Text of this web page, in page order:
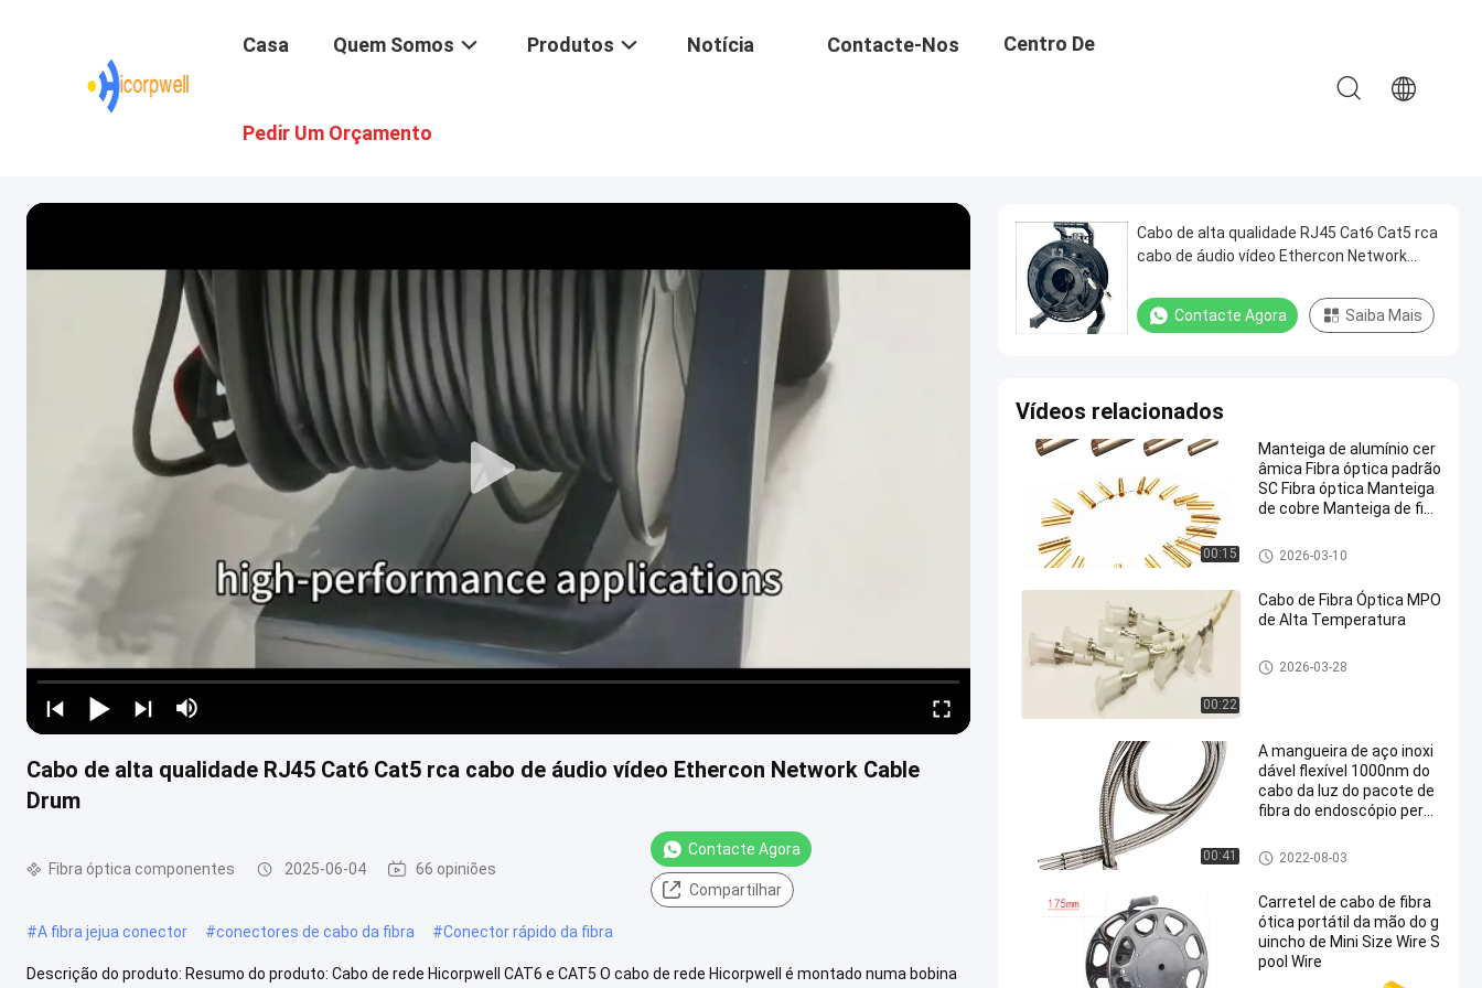
Casa Quem Somos Produtos Notícia Contacte-Nos Centro De
Pedir Um Orçamento
Cabo de alta qualidade RJ45 Cat6 Cat5 rca cabo de áudio vídeo Ethercon Network Cable
Drum
Fibra óptica componentes 2025-06-04 66 opiniões
Contacte Agora
Compartilhar
#A fibra jejua conector #conectores de cabo da fibra #Conector rápido da fibra
Descrição do produto: Resumo do produto: Cabo de rede Hicorpwell CAT6 e CAT5 O cabo de rede Hicorpwell é montado numa bobina
Cabo de alta qualidade RJ45 Cat6 Cat5 rca
cabo de áudio vídeo Ethercon Network
Contacte Agora Saiba Mais
Vídeos relacionados
00:15
Manteiga de alumínio cer
âmica Fibra óptica padrão
SC Fibra óptica Manteiga
de cobre Manteiga de fibr
Fibra óptica componentes
2026-03-10
00:22
Cabo de Fibra Óptica MPO
de Alta Temperatura
cabos de fibra óptica patch
2026-03-28
00:41
A mangueira de aço inoxi
dável flexível 1000nm do
cabo da luz do pacote de
fibra do endoscópio perso
ncapado de vidro da fibra
ótica
Fibra ótica desencapada
2022-08-03
Carretel de cabo de fibra
ótica portátil da mão do g
uincho de Mini Size Wire S
pool Wire